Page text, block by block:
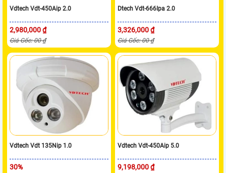
Vdtech Vdt-450Aip 2.0
2,980,000 ₫
Giá Gốc: 00 ₫
Dtech Vdt-666Ipa 2.0
3,326,000 ₫
Giá Gốc: 00 ₫
Vdtech Vdt 135Nip 1.0
30%
Vdtech Vdt-450Aip 5.0
9,198,000 ₫